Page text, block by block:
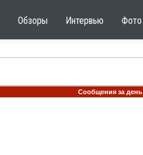
Обзоры Интервью Фото
Сообщения за день